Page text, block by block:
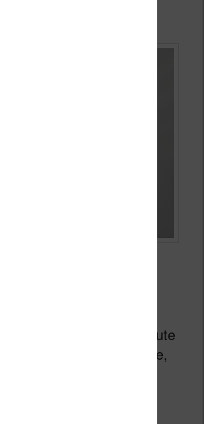
très utiles, même si
qu’ils fassent un gros
que rassurant, pourra
du silence. De toute
des boutons vous gêne,
utiliser l’écran
entre les pages.